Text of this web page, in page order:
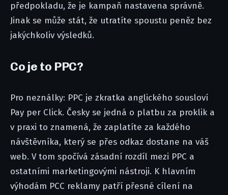
předpokladu, že je kampaň nastavena správně.
Jinak se může stát, že utratíte spoustu peněz bez
jakýchkoliv výsledků.
Co je to PPC?
Pro neználky: PPC je zkratka anglického sousloví
Pay per Click. Česky se jedná o platbu za proklik a
v praxi to znamená, že zaplatíte za každého
návštěvníka, který se přes odkaz dostane na váš
web. V tom spočívá zásadní rozdíl mezi PPC a
ostatními marketingovými nástroji. K hlavním
výhodám PCC reklamy patří přesné cílení na